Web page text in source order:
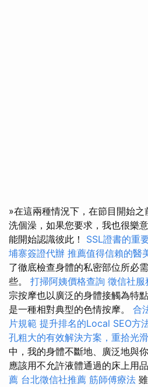
»在這兩種情況下，在節目開始
洗個澡，如果您要求，我也很樂
能開始認識彼此！ SSL證書的重
埔寨簽證代辦 推薦值得信賴的醫
了徹底檢查身體的私密部位所必
些。 打掃阿姨價格查詢 徵信社服
宗按摩也以廣泛的身體接觸為特
是一種相對典型的色情按摩。 合
片規範 提升排名的Local SEO方
孔粗大的有效解決方案，重拾光
中，我的身體不斷地、廣泛地與
應該用不允許液體通過的床上用
薦 台北徵信社推薦 筋師傅療法